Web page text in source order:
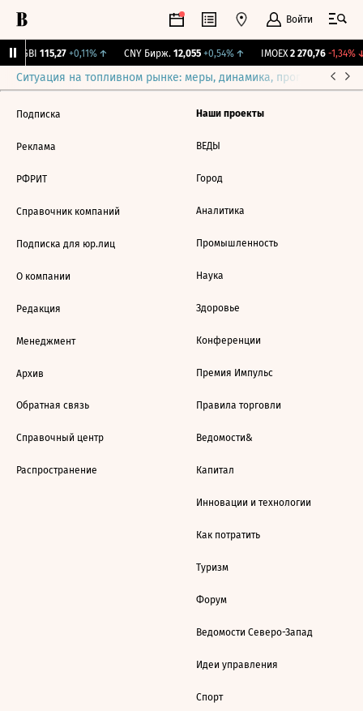
Войти
RGBI 115,27 +0,11%↑ CNY Бирж. 12,055 +0,54%↑ IMOEX 2 270,76 -1,34%↓
Ситуация на топливном рынке: меры, динамика, прогнозы
Подписка
Реклама
РФРИТ
Справочник компаний
Подписка для юр.лиц
О компании
Редакция
Менеджмент
Архив
Обратная связь
Справочный центр
Распространение
Наши проекты
ВЕДЫ
Город
Аналитика
Промышленность
Наука
Здоровье
Конференции
Премия Импульс
Правила торговли
Ведомости&
Капитал
Инновации и технологии
Как потратить
Туризм
Форум
Ведомости Северо-Запад
Идеи управления
Спорт